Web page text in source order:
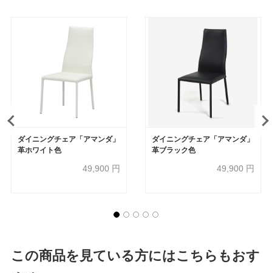
ダイニングチェア「アマンダ」
革ホワイト色
49,900 円
ダイニングチェア「アマンダ」
革ブラック色
49,900 円
この商品を見ている方にはこちらもおす